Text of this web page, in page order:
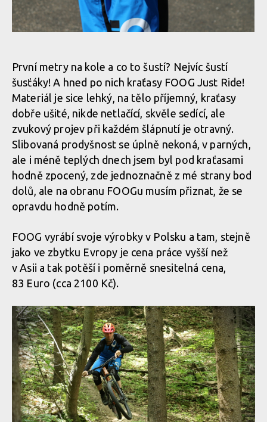
Just Ride a dres Explorer
První metry na kole a co to šustí? Nejvíc šustí
šusťáky! A hned po nich kraťasy FOOG Just Ride!
Materiál je sice lehký, na tělo příjemný, kraťasy
dobře ušité, nikde netlačící, skvěle sedící, ale
zvukový projev při každém šlápnutí je otravný.
Slibovaná prodyšnost se úplně nekoná, v parných,
ale i méně teplých dnech jsem byl pod kraťasami
hodně zpocený, zde jednoznačně z mé strany bod
dolů, ale na obranu FOOGu musím přiznat, že se
opravdu hodně potím.
FOOG vyrábí svoje výrobky v Polsku a tam, stejně
jako ve zbytku Evropy je cena práce vyšší než
v Asii a tak potěší i poměrně snesitelná cena,
83 Euro (cca 2100 Kč).